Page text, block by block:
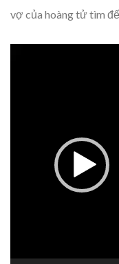
vợ của hoàng tử tìm